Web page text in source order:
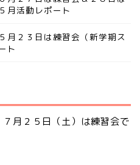
月活動レポート
２３日は練習会（新学期ス
ト
月２５日（土）は練習会で